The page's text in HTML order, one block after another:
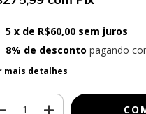
5 x de R$60,00 sem juros
8% de desconto pagando
mais detalhes